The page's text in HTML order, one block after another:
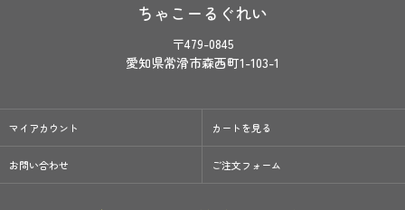
ちゃこーるぐれい
〒479-0845
愛知県常滑市森西町1-103-1
マイアカウント カートを見る
お問い合わせ ご注文フォーム